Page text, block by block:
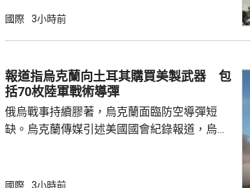
關西電力公司指，正調查具體原因，尚未確定
機組發生事故後，僅餘4號機組仍運作。 關西
電力旗下同樣位於福井縣的美濱核電站3號機
組，今年5月亦曾因驅動發電...
國際 3小時前
報道指烏克蘭向土耳其購買美製武器 包
括70枚陸軍戰術導彈
俄烏戰事持續膠著，烏克蘭面臨防空導彈短
缺。烏克蘭傳媒引述美國國會紀錄報道，烏克
70枚陸軍戰術導彈系統導彈、12套M270多管
國際 3小時前